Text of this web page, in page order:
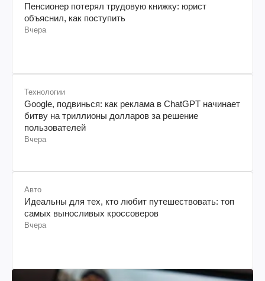
Пенсионер потерял трудовую книжку: юрист
объяснил, как поступить
Вчера
Технологии
Google, подвинься: как реклама в ChatGPT начинает
битву на триллионы долларов за решение
пользователей
Вчера
Авто
Идеальны для тех, кто любит путешествовать: топ
самых выносливых кроссоверов
Вчера